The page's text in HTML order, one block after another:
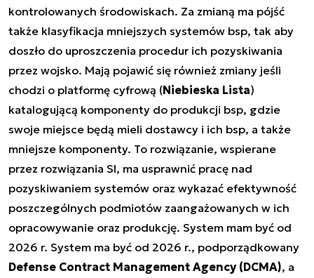
kontrolowanych środowiskach. Za zmianą ma pójść
także klasyfikacja mniejszych systemów bsp, tak aby
doszło do uproszczenia procedur ich pozyskiwania
przez wojsko. Mają pojawić się również zmiany jeśli
chodzi o platformę cyfrową (Niebieska Lista)
katalogującą komponenty do produkcji bsp, gdzie
swoje miejsce będą mieli dostawcy i ich bsp, a także
mniejsze komponenty. To rozwiązanie, wspierane
przez rozwiązania SI, ma usprawnić pracę nad
pozyskiwaniem systemów oraz wykazać efektywność
poszczególnych podmiotów zaangażowanych w ich
opracowywanie oraz produkcję. System mam być od
2026 r. System ma być od 2026 r., podporządkowany
Defense Contract Management Agency (DCMA), a